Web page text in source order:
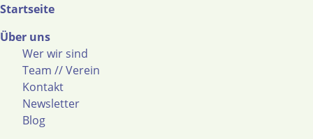
Startseite
Über uns
Wer wir sind
Team // Verein
Kontakt
Newsletter
Blog